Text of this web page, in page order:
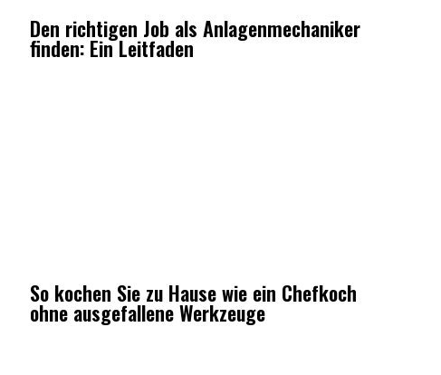
Den richtigen Job als Anlagenmechaniker
finden: Ein Leitfaden
So kochen Sie zu Hause wie ein Chefkoch
ohne ausgefallene Werkzeuge